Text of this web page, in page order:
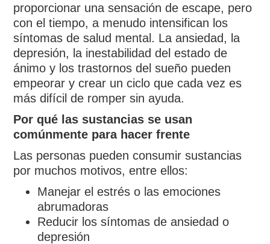
proporcionar una sensación de escape, pero
con el tiempo, a menudo intensifican los
síntomas de salud mental. La ansiedad, la
depresión, la inestabilidad del estado de
ánimo y los trastornos del sueño pueden
empeorar y crear un ciclo que cada vez es
más difícil de romper sin ayuda.
Por qué las sustancias se usan
comúnmente para hacer frente
Las personas pueden consumir sustancias
por muchos motivos, entre ellos:
Manejar el estrés o las emociones
abrumadoras
Reducir los síntomas de ansiedad o
depresión